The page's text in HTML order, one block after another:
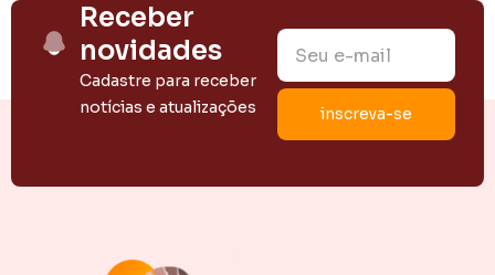
Receber
novidades
Cadastre para receber
notícias e atualizações